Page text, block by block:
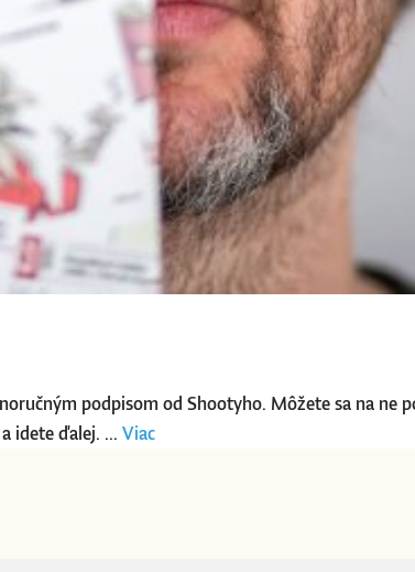
podpisom od Shootyho. Môžete sa na ne
idete ďalej. ... Viac